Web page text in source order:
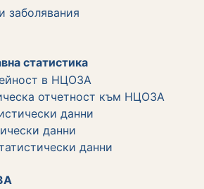
заболявания
статистика
в НЦОЗА
отчетност към НЦОЗА
данни
данни
данни